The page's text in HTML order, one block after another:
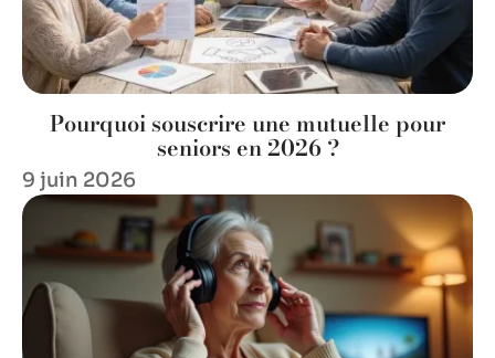
Pourquoi souscrire une mutuelle pour
seniors en 2026 ?
9 juin 2026